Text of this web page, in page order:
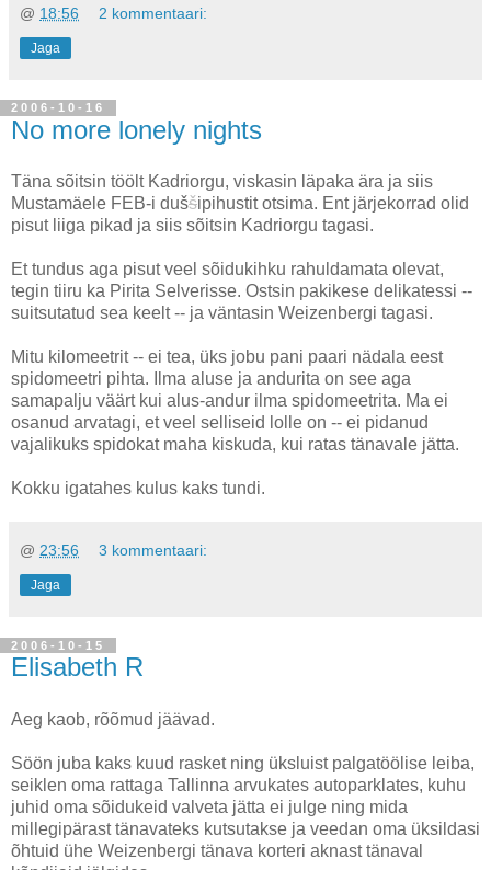
@ 18:56 2 kommentaari:
Jaga
2006-10-16
No more lonely nights
Täna sõitsin töölt Kadriorgu, viskasin läpaka ära ja siis
Mustamäele FEB-i duššipihustit otsima. Ent järjekorrad olid
pisut liiga pikad ja siis sõitsin Kadriorgu tagasi.
Et tundus aga pisut veel sõidukihku rahuldamata olevat,
tegin tiiru ka Pirita Selverisse. Ostsin pakikese delikatessi --
suitsutatud sea keelt -- ja väntasin Weizenbergi tagasi.
Mitu kilomeetrit -- ei tea, üks jobu pani paari nädala eest
spidomeetri pihta. Ilma aluse ja andurita on see aga
samapalju väärt kui alus-andur ilma spidomeetrita. Ma ei
osanud arvatagi, et veel selliseid lolle on -- ei pidanud
vajalikuks spidokat maha kiskuda, kui ratas tänavale jätta.
Kokku igatahes kulus kaks tundi.
@ 23:56 3 kommentaari:
Jaga
2006-10-15
Elisabeth R
Aeg kaob, rõõmud jäävad.
Söön juba kaks kuud rasket ning üksluist palgatöölise leiba,
seiklen oma rattaga Tallinna arvukates autoparklates, kuhu
juhid oma sõidukeid valveta jätta ei julge ning mida
millegipärast tänavateks kutsutakse ja veedan oma üksildasi
õhtuid ühe Weizenbergi tänava korteri aknast tänaval